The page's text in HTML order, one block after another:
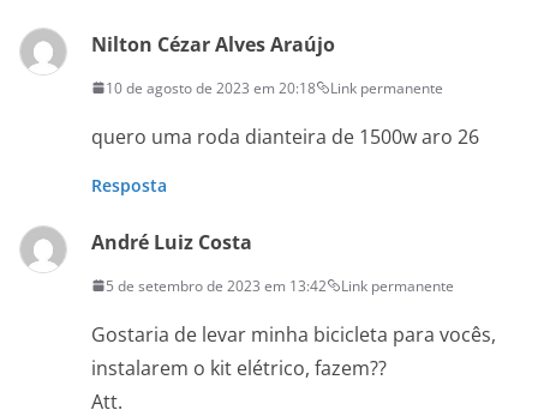
Nilton Cézar Alves Araújo
10 de agosto de 2023 em 20:18 Link permanente
quero uma roda dianteira de 1500w aro 26
Resposta
André Luiz Costa
5 de setembro de 2023 em 13:42 Link permanente
Gostaria de levar minha bicicleta para vocês,
instalarem o kit elétrico, fazem??
Att.